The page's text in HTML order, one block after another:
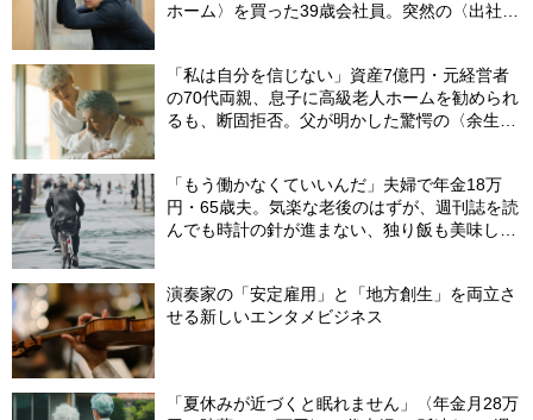
ホーム〉を買った39歳会社員。突然の〈出社
「私は自分を信じない」資産7億円・元経営者
の70代両親、息子に高級老人ホームを勧められ
るも、断固拒否。父が明かした驚愕の〈余生計
「もう働かなくていいんだ」夫婦で年金18万
円・65歳夫。気楽な老後のはずが、週刊誌を読
んでも時計の針が進まない、独り飯も美味しく
演奏家の「安定雇用」と「地方創生」を両立さ
せる新しいエンタメビジネス
「夏休みが近づくと眠れません」〈年金月28万